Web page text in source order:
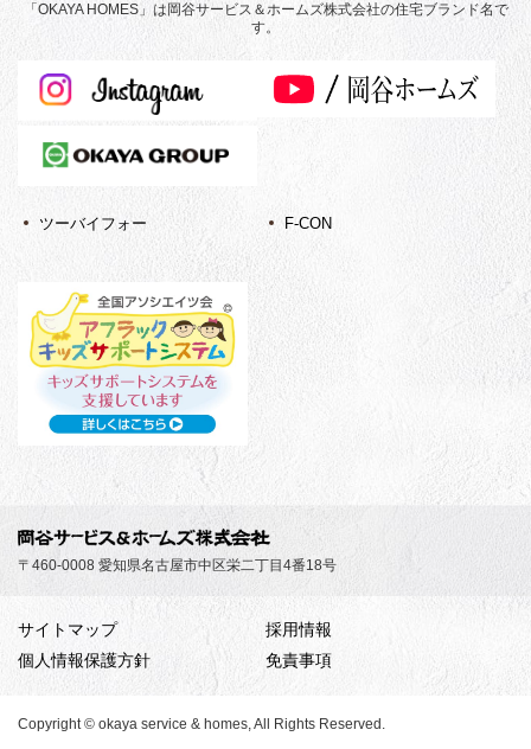
「OKAYA HOMES」は岡谷サービス＆ホームズ株式会社の住宅ブランド名で
す。
ツーバイフォー F-CON
〒460-0008 愛知県名古屋市中区栄二丁目4番18号
サイトマップ
採用情報
個人情報保護方針
免責事項
Copyright © okaya service & homes, All Rights Reserved.